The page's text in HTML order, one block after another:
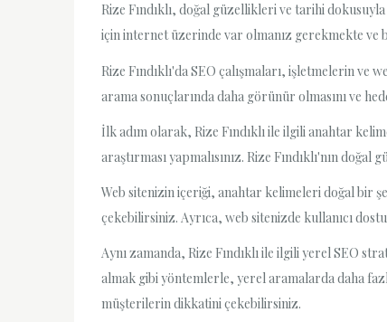
Rize Fındıklı, doğal güzellikleri ve tarihi
için internet üzerinde var olmanız gerekmekte ve
Rize Fındıklı'da SEO çalışmaları, işletmelerin
arama sonuçlarında daha görünür olmasını ve
İlk adım olarak, Rize Fındıklı ile ilgili anahtar
araştırması yapmalısınız. Rize Fındıklı'nın
Web sitenizin içeriği, anahtar kelimeleri doğal bir
çekebilirsiniz. Ayrıca, web sitenizde kullanıcı
Aynı zamanda, Rize Fındıklı ile ilgili yerel SEO
almak gibi yöntemlerle, yerel aramalarda daha
müşterilerin dikkatini çekebilirsiniz.